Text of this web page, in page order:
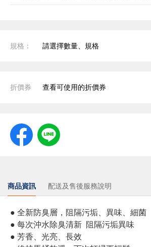
規格： 請選擇數量、規格
折價券 查看可使用的折價券
商品資訊 配送及售後服務說明
● 全新防臭層，阻隔污垢、異味、細菌
● 每次沖水除臭清新 阻隔污垢異味
● 芳香、光亮、長效